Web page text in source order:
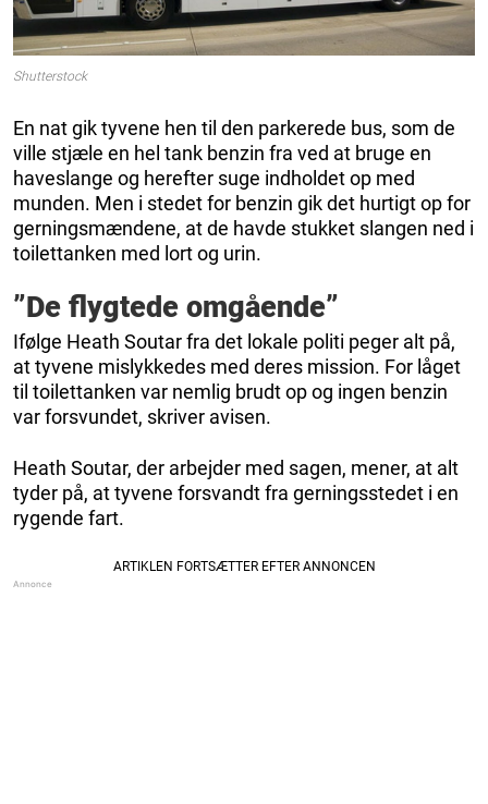
Shutterstock
En nat gik tyvene hen til den parkerede bus, som de
ville stjæle en hel tank benzin fra ved at bruge en
haveslange og herefter suge indholdet op med
munden. Men i stedet for benzin gik det hurtigt op for
gerningsmændene, at de havde stukket slangen ned i
toilettanken med lort og urin.
”De flygtede omgående”
Ifølge Heath Soutar fra det lokale politi peger alt på,
at tyvene mislykkedes med deres mission. For låget
til toilettanken var nemlig brudt op og ingen benzin
var forsvundet, skriver avisen.
Heath Soutar, der arbejder med sagen, mener, at alt
tyder på, at tyvene forsvandt fra gerningsstedet i en
rygende fart.